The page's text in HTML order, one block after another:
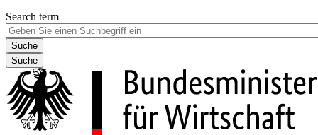
Search term
Suche